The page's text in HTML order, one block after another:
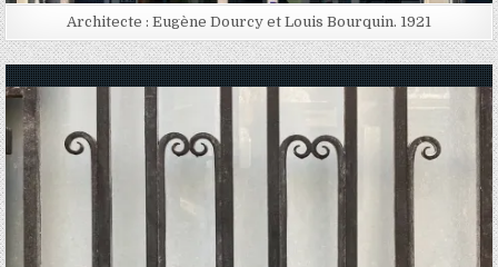
Architecte : Eugène Dourcy et Louis Bourquin. 1921
Posted in